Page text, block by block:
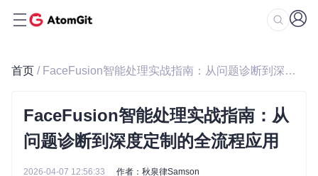
首页 / FaceFusion智能处理实战指南：从问题诊断到深度定制的全流程应用
FaceFusion智能处理实战指南：从
问题诊断到深度定制的全流程应用
2026-04-07 12:56:33 作者：秋泉律Samson